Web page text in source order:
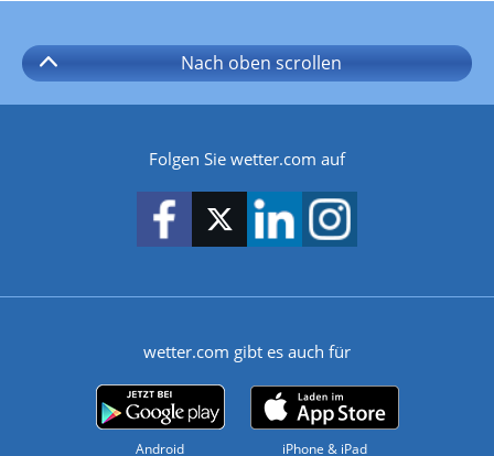
Nach oben scrollen
Folgen Sie wetter.com auf
wetter.com gibt es auch für
Android iPhone & iPad